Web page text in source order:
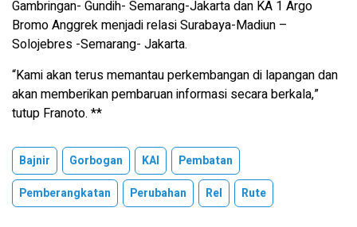
Gambringan- Gundih- Semarang-Jakarta dan KA 1 Argo
Bromo Anggrek menjadi relasi Surabaya-Madiun –
Solojebres -Semarang- Jakarta.
“Kami akan terus memantau perkembangan di lapangan dan
akan memberikan pembaruan informasi secara berkala,”
tutup Franoto. **
Bajnir Gorbogan KAI
Pembatan
Pemberangkatan
Perubahan Rel Rute